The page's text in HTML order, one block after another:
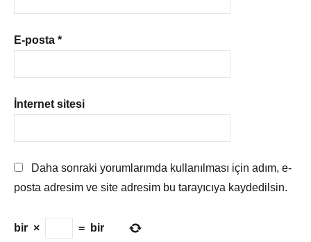
E-posta *
İnternet sitesi
Daha sonraki yorumlarımda kullanılması için adım, e-
posta adresim ve site adresim bu tarayıcıya kaydedilsin.
bir × = bir